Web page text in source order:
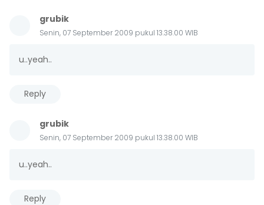
grubik
Senin, 07 September 2009 pukul 13.38.00 WIB
u..yeah..
Reply
grubik
Senin, 07 September 2009 pukul 13.38.00 WIB
u..yeah..
Reply